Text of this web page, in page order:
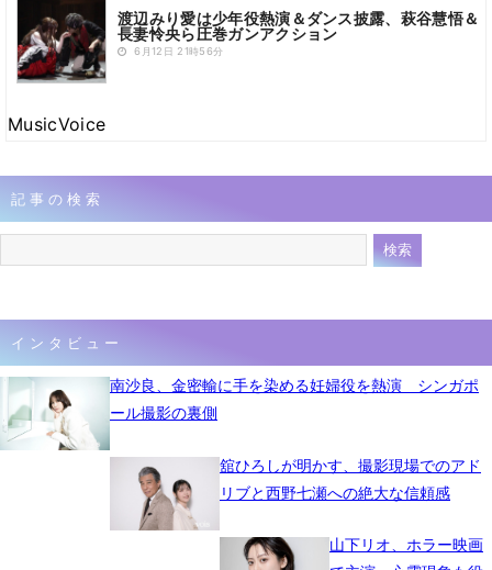
渡辺みり愛は少年役熱演＆ダンス披露、萩谷慧悟＆
長妻怜央ら圧巻ガンアクション
6月12日 21時56分
MusicVoice
記事の検索
インタビュー
南沙良、金密輸に手を染める妊婦役を熱演 シンガポ
ール撮影の裏側
舘ひろしが明かす、撮影現場でのアド
リブと西野七瀬への絶大な信頼感
山下リオ、ホラー映画